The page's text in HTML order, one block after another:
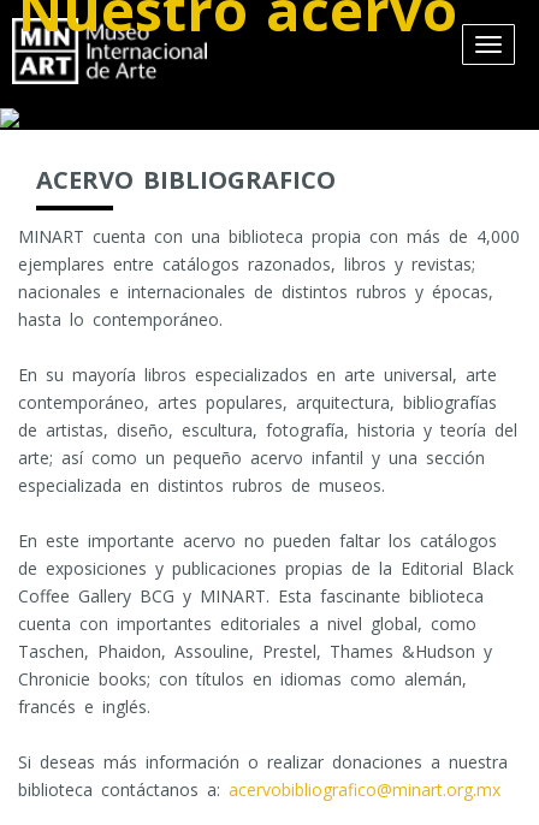
ACERVO BIBLIOGRAFICO
MINART cuenta con una biblioteca propia con más de 4,000
ejemplares entre catálogos razonados, libros y revistas;
nacionales e internacionales de distintos rubros y épocas,
hasta lo contemporáneo.
En su mayoría libros especializados en arte universal, arte
contemporáneo, artes populares, arquitectura, bibliografías
de artistas, diseño, escultura, fotografía, historia y teoría del
arte; así como un pequeño acervo infantil y una sección
especializada en distintos rubros de museos.
En este importante acervo no pueden faltar los catálogos
de exposiciones y publicaciones propias de la Editorial Black
Coffee Gallery BCG y MINART. Esta fascinante biblioteca
cuenta con importantes editoriales a nivel global, como
Taschen, Phaidon, Assouline, Prestel, Thames &Hudson y
Chronicie books; con títulos en idiomas como alemán,
francés e inglés.
Si deseas más información o realizar donaciones a nuestra
biblioteca contáctanos a: acervobibliografico@minart.org.mx